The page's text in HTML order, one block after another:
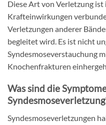
Diese Art von Verletzung ist
Krafteinwirkungen
Verletzungen anderer
begleitet wird. Es ist nicht
Syndesmoseverstauchung
Knochenfrakturen
Was sind die
Syndesmoseverletzungen